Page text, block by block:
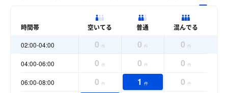
時間帯 空いてる 普通 混んでる
02:00-04:00 0 件 0 件 0 件
04:00-06:00 0 件 0 件 0 件
06:00-08:00 0 件 1 件 0 件